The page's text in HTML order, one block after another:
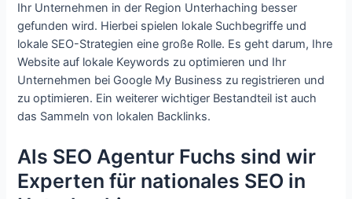
Ihr Unternehmen in der Region Unterhaching besser
gefunden wird. Hierbei spielen lokale Suchbegriffe und
lokale SEO-Strategien eine große Rolle. Es geht darum, Ihre
Website auf lokale Keywords zu optimieren und Ihr
Unternehmen bei Google My Business zu registrieren und
zu optimieren. Ein weiterer wichtiger Bestandteil ist auch
das Sammeln von lokalen Backlinks.
Als SEO Agentur Fuchs sind wir
Experten für nationales SEO in